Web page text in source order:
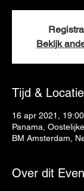
Bekijk
Tijd & Locatie
16 apr 2021,
Panama,
BM Amsterdam,
Over dit